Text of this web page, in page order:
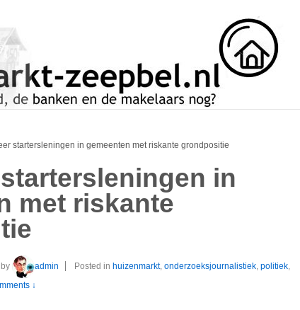
startersleningen in gemeenten met riskante grondpositie
in
met riskante
by admin Posted in huizenmarkt, onderzoeksjournalistiek, politiek,
↓